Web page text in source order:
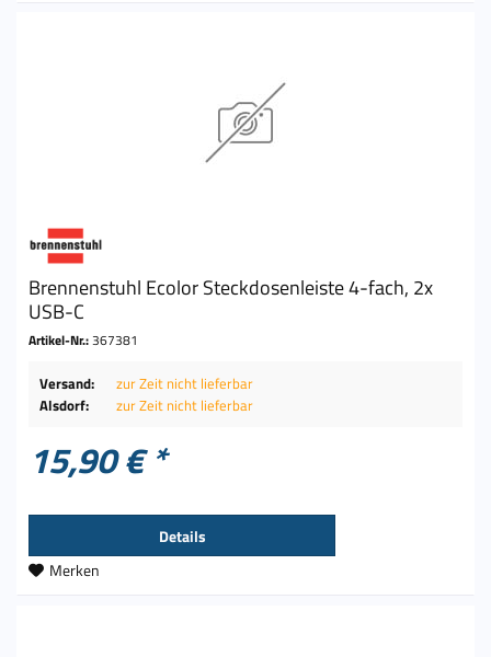
Brennenstuhl Ecolor Steckdosenleiste 4-fach, 2x
USB-C
Artikel-Nr.:367381
Versand:
zur Zeit nicht lieferbar
Alsdorf:
zur Zeit nicht lieferbar
15,90 € *
Details
Merken